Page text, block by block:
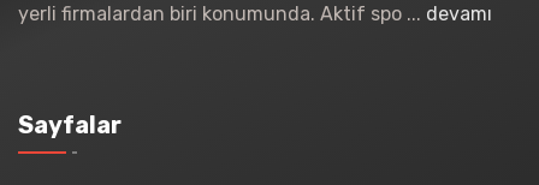
yerli firmalardan biri konumunda. Aktif spo ... devamı
Sayfalar